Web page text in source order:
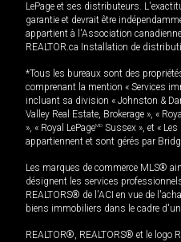
LePage et ses distributeurs.
garantie et devrait être
appartient à l'Association
REALTOR.ca Installation de
*Tous les bureaux sont des
comprenant la mention « Services
incluant sa division « Johnston &
Valley Real Estate, Brokerage », «
», « Royal LePageMD Sussex », et «
appartiennent et sont gérés par
Les marques de commerce MLS®
désignent les services
REALTORS® de l'ACI en vue de
biens immobiliers dans le cadre
REALTOR®, REALTORS® et le logo